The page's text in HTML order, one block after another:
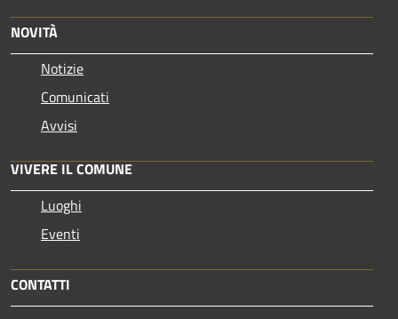
NOVITÀ
Notizie
Comunicati
Avvisi
VIVERE IL COMUNE
Luoghi
Eventi
CONTATTI